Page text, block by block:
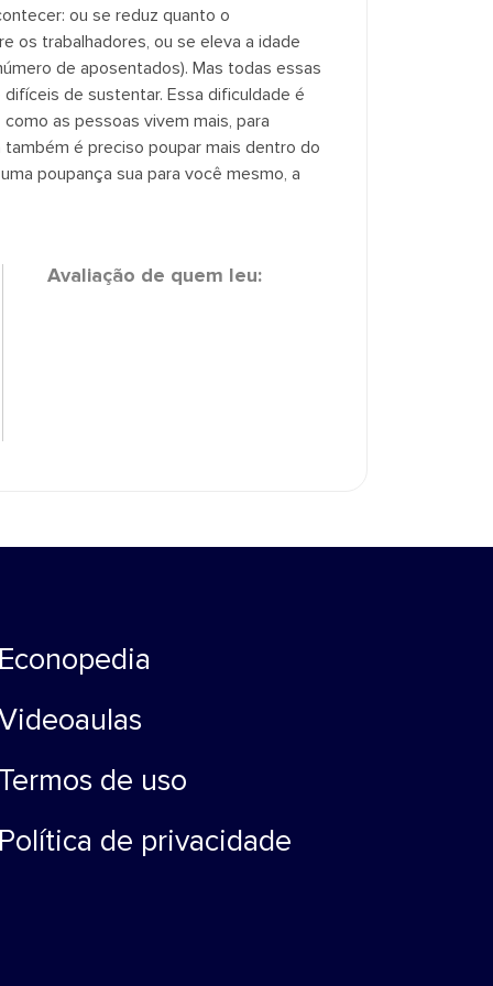
ou se reduz quanto o
os trabalhadores, ou se eleva a idade
de aposentados). Mas todas essas
de sustentar. Essa dificuldade é
as pessoas vivem mais, para
é preciso poupar mais dentro do
poupança sua para você mesmo, a
Avaliação de quem leu:
de uso
de privacidade